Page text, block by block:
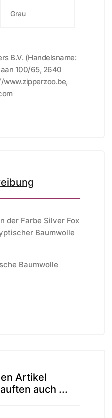
Grau
B.V. (Handelsname:
100/65, 2640
www.zipperzoo.be,
der Farbe Silver Fox
Baumwolle
Baumwolle
Artikel
auch ...